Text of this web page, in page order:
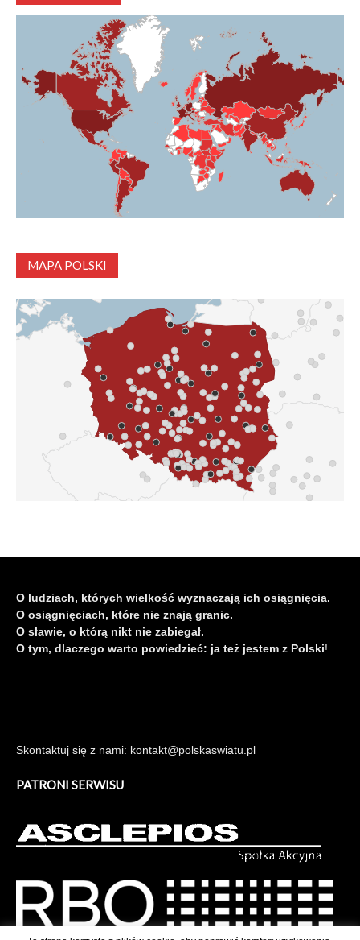
MAPA POLSKI
O ludziach, których wielkość wyznaczają ich osiągnięcia.
O osiągnięciach, które nie znają granic.
O sławie, o którą nikt nie zabiegał.
O tym, dlaczego warto powiedzieć: ja też jestem z Polski!
Skontaktuj się z nami: kontakt@polskaswiatu.pl
PATRONI SERWISU